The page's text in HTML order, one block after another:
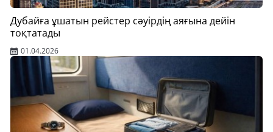
Дубайға ұшатын рейстер сәуірдің аяғына дейін
тоқтатады
01.04.2026